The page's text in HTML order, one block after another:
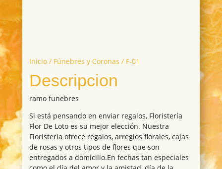
Inicio/ Fúnebres y Coronas / F-01
Descripcion
ramo funebres
Si está pensando en enviar regalos, Floristería
Flor De Loto es su mejor elección. Nuestra
Floristería ofrece regalos, arreglos florales, cajas
de rosas y otros tipos de flores que son
entregados a domicilio.En fechas tan especiales